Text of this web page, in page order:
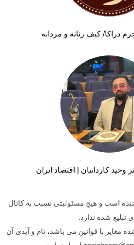
دراکا/ کیف زنانه و مردانه
وحید کاردانیان | اقتصاد ایران
است و هیچ مسئولیتی نسبت به کانال
تبلیغ شده ندارد.
مغایر با قوانین می باشد، نام و آیدی آن